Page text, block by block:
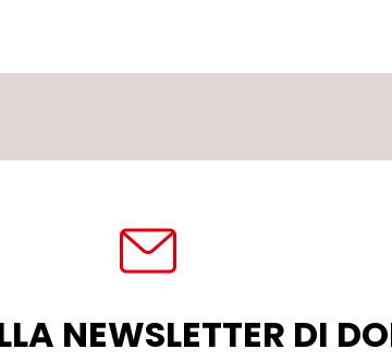
NEWSLETTER DI